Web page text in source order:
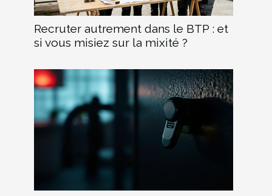
Recruter autrement dans le BTP : et
si vous misiez sur la mixité ?